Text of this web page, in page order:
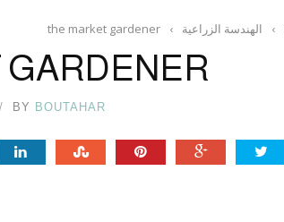
› الهندسة الزراعية ›
the market gardener
BY BOUTAHAR